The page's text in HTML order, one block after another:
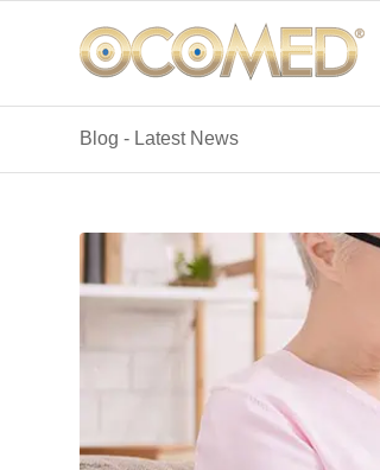
Blog - Latest News